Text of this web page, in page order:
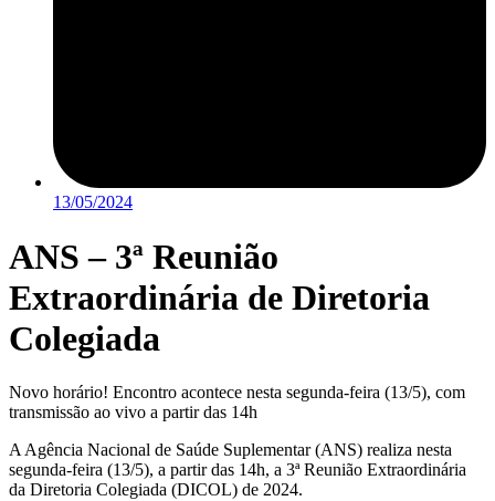
13/05/2024
ANS – 3ª Reunião
Extraordinária de Diretoria
Colegiada
Novo horário! Encontro acontece nesta segunda-feira (13/5), com
transmissão ao vivo a partir das 14h
A Agência Nacional de Saúde Suplementar (ANS) realiza nesta
segunda-feira (13/5), a partir das 14h, a 3ª Reunião Extraordinária
da Diretoria Colegiada (DICOL) de 2024.